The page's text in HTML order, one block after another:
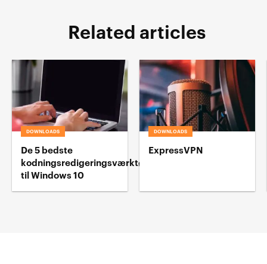
Related articles
DOWNLOADS
De 5 bedste
kodningsredigeringsværktøj
til Windows 10
DOWNLOADS
ExpressVPN